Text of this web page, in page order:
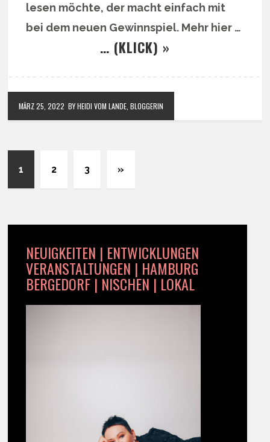
lesen möchte, der macht einfach mit
bei dem neuen Gewinnspiel. Mehr hier …
… (KLICK) »
MÄRZ 25, 2022 BY HEIDI VOM LANDE, BLOGGERIN
1 2 3 »
NEUIGKEITEN | ENTWICKLUNGEN
VERANSTALTUNGEN | HAMBURG
BERGEDORF | NISCHEN | LOKAL